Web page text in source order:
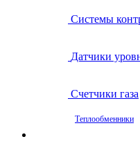
Системы
Датчики
Счетчики газа
Теплообменники